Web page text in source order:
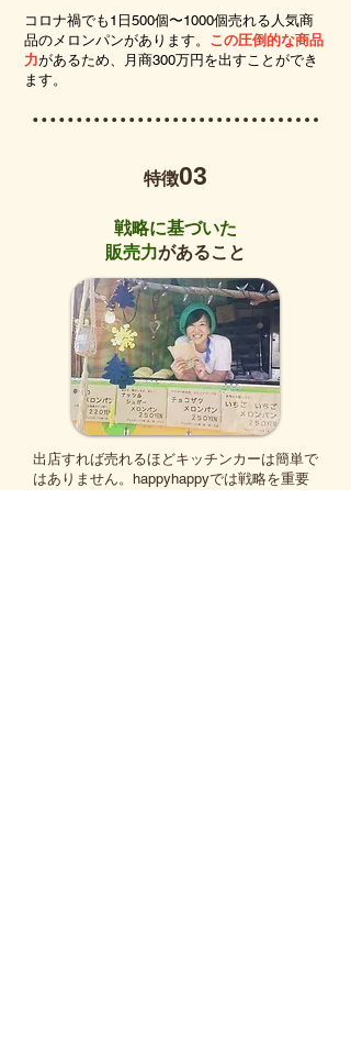
コロナ禍でも1日500個〜1000個売れる人気商
品のメロンパンがあります。 この圧倒的な商品
力があるため、月商300万円を出すことができ
ます。
​特徴03
戦略に基づいた
販売力があること
出店すれば売れるほどキッチンカーは簡単で
はありません。happyhappyでは戦略を重要